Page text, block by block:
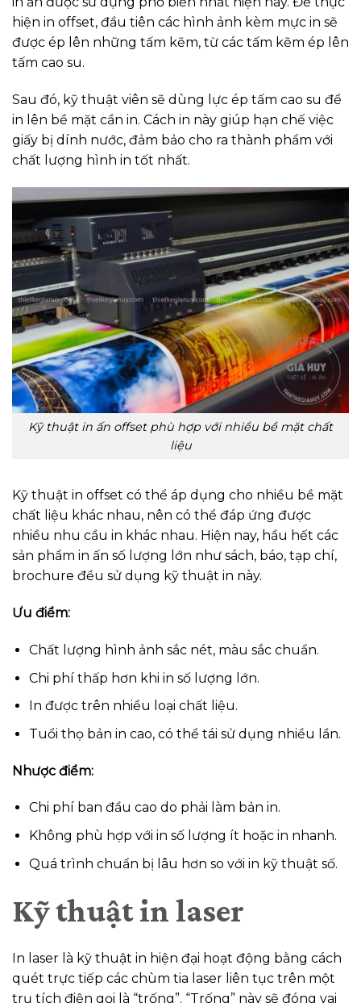
hiện in offset, đầu tiên các hình ảnh kèm mực in sẽ
được ép lên những tấm kẽm, từ các tấm kẽm ép lên
tấm cao su.
Sau đó, kỹ thuật viên sẽ dùng lực ép tấm cao su để
in lên bề mặt cần in. Cách in này giúp hạn chế việc
giấy bị dính nước, đảm bảo cho ra thành phẩm với
chất lượng hình in tốt nhất.
Kỹ thuật in ấn offset phù hợp với nhiều bề mặt chất
liệu
Kỹ thuật in offset có thể áp dụng cho nhiều bề mặt
chất liệu khác nhau, nên có thể đáp ứng được
nhiều nhu cầu in khác nhau. Hiện nay, hầu hết các
sản phẩm in ấn số lượng lớn như sách, báo, tạp chí,
brochure đều sử dụng kỹ thuật in này.
Ưu điểm:
Chất lượng hình ảnh sắc nét, màu sắc chuẩn.
Chi phí thấp hơn khi in số lượng lớn.
In được trên nhiều loại chất liệu.
Tuổi thọ bản in cao, có thể tái sử dụng nhiều lần.
Nhược điểm:
Chi phí ban đầu cao do phải làm bản in.
Không phù hợp với in số lượng ít hoặc in nhanh.
Quá trình chuẩn bị lâu hơn so với in kỹ thuật số.
Kỹ thuật in laser
In laser là kỹ thuật in hiện đại hoạt động bằng cách
quét trực tiếp các chùm tia laser liên tục trên một
trụ tích điện gọi là “trống”. “Trống” này sẽ đóng vai